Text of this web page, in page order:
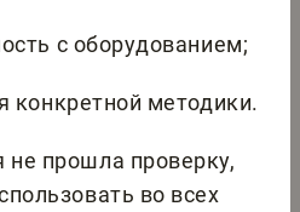
с оборудованием;
конкретной методики.
не прошла проверку,
во всех